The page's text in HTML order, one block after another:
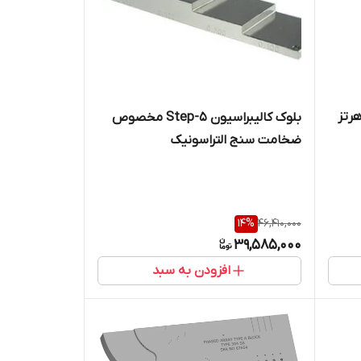
4 مگاهرتز
بلوک کالیبراسیون 5-Step مخصوص
ضخامت سنج التراسونیک
46,410,000
14%
39,585,000
افزودن به سبد